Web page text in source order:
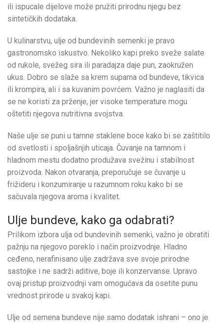
ili ispucale dijelove može pružiti prirodnu njegu bez
sintetičkih dodataka.
U kulinarstvu, ulje od bundevinih semenki je pravo
gastronomsko iskustvo. Nekoliko kapi preko sveže salate
od rukole, svežeg sira ili paradajza daje pun, zaokružen
ukus. Dobro se slaže sa krem supama od bundeve, tikvica
ili krompira, ali i sa kuvanim povrćem. Važno je naglasiti da
se ne koristi za prženje, jer visoke temperature mogu
oštetiti njegova nutritivna svojstva.
Naše ulje se puni u tamne staklene boce kako bi se zaštitilo
od svetlosti i spoljašnjih uticaja. Čuvanje na tamnom i
hladnom mestu dodatno produžava svežinu i stabilnost
proizvoda. Nakon otvaranja, preporučuje se čuvanje u
frižideru i konzumiranje u razumnom roku kako bi se
sačuvala njegova aroma i kvalitet.
Ulje bundeve, kako ga odabrati?
Prilikom izbora ulja od bundevinih semenki, važno je obratiti
pažnju na njegovo poreklo i način proizvodnje. Hladno
ceđeno, nerafinisano ulje zadržava sve svoje prirodne
sastojke i ne sadrži aditive, boje ili konzervanse. Upravo
ovaj pristup proizvodnji vam omogućava da osetite punu
vrednost prirode u svakoj kapi.
Ulje od semena bundeve nije samo dodatak ishrani – ono je